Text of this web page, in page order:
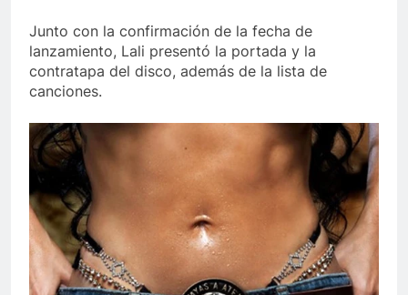
Junto con la confirmación de la fecha de
lanzamiento, Lali presentó la portada y la
contratapa del disco, además de la lista de
canciones.